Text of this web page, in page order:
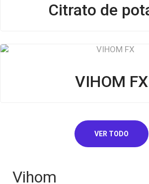
Citrato de
VIHOM FX
VER TODO
Vihom